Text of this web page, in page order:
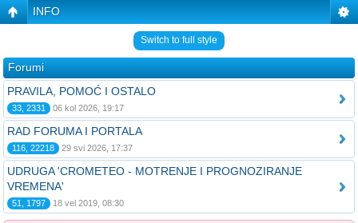
INFO
Switch to full style
Forumi
PRAVILA, POMOĆ I OSTALO
33, 2331 06 kol 2026, 19:17
RAD FORUMA I PORTALA
116, 22218 29 svi 2026, 17:37
UDRUGA 'CROMETEO - MOTRENJE I PROGNOZIRANJE
VREMENA'
51, 1797 18 vel 2019, 08:30